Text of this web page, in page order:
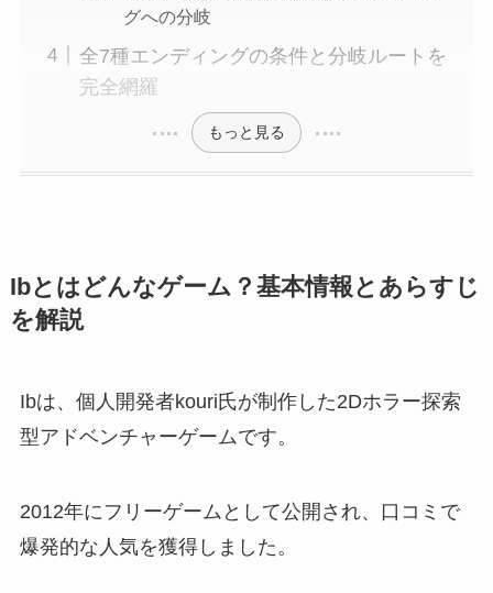
グへの分岐
全7種エンディングの条件と分岐ルートを
完全網羅
もっと見る
Ibとはどんなゲーム？基本情報とあらすじ
を解説
Ibは、個人開発者kouri氏が制作した2Dホラー探索
型アドベンチャーゲームです。
2012年にフリーゲームとして公開され、口コミで
爆発的な人気を獲得しました。